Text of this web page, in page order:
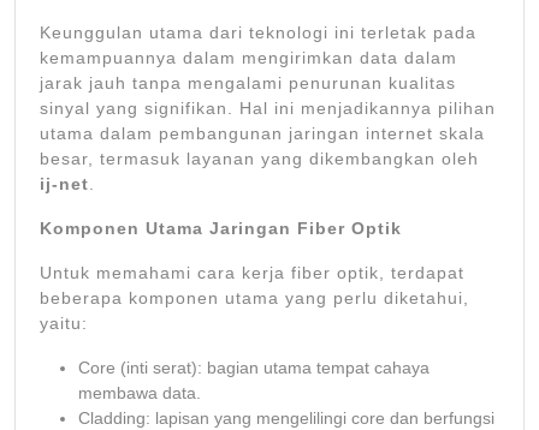
Keunggulan utama dari teknologi ini terletak pada
kemampuannya dalam mengirimkan data dalam
jarak jauh tanpa mengalami penurunan kualitas
sinyal yang signifikan. Hal ini menjadikannya pilihan
utama dalam pembangunan jaringan internet skala
besar, termasuk layanan yang dikembangkan oleh
ij-net.
Komponen Utama Jaringan Fiber Optik
Untuk memahami cara kerja fiber optik, terdapat
beberapa komponen utama yang perlu diketahui,
yaitu:
Core (inti serat): bagian utama tempat cahaya
membawa data.
Cladding: lapisan yang mengelilingi core dan berfungsi